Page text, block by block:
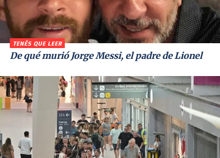
TENÉS QUE LEER
De qué murió Jorge Messi, el padre de Lionel